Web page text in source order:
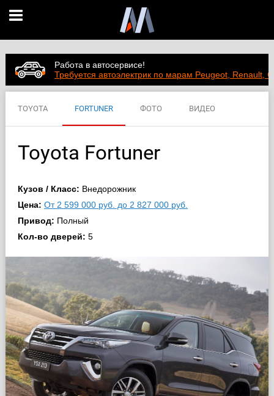
Работа в автосервисе!
Требуется автоэлектрик по марам Peugeot, Renault,
TOYOTA FORTUNER ФОТО ВИДЕО
Toyota Fortuner
Кузов / Класс: Внедорожник
Цена: От 2 599 000 руб. до 2 827 000 руб.
Привод: Полный
Кол-во дверей: 5